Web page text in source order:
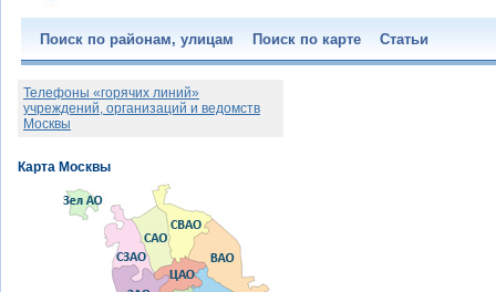
Поиск по районам, улицам Поиск по карте Статьи
Телефоны «горячих линий»
учреждений, организаций и ведомств
Москвы